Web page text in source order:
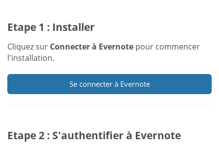
Etape 1 : Installer
Cliquez sur Connecter à Evernote pour commencer
l'installation.
Se connecter à Evernote
Etape 2 : S'authentifier à Evernote